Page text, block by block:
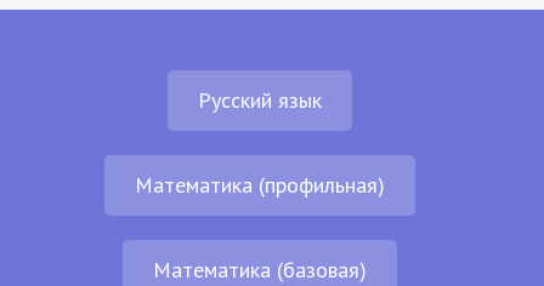
Русский язык
Математика (профильная)
Математика (базовая)